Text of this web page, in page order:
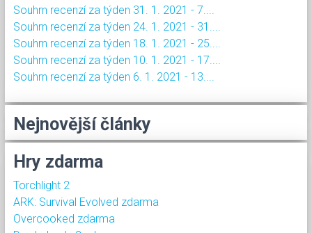
Souhrn recenzí za týden 31. 1. 2021 - 7....
Souhrn recenzí za týden 24. 1. 2021 - 31....
Souhrn recenzí za týden 18. 1. 2021 - 25....
Souhrn recenzí za týden 10. 1. 2021 - 17....
Souhrn recenzí za týden 6. 1. 2021 - 13....
Nejnovější články
Hry zdarma
Torchlight 2
ARK: Survival Evolved zdarma
Overcooked zdarma